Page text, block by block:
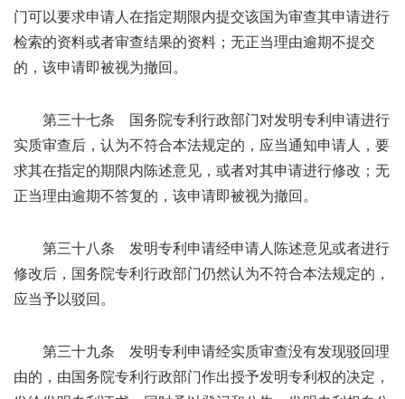
门可以要求申请人在指定期限内提交该国为审查其申请进行
检索的资料或者审查结果的资料；无正当理由逾期不提交
的，该申请即被视为撤回。
第三十七条 国务院专利行政部门对发明专利申请进行
实质审查后，认为不符合本法规定的，应当通知申请人，要
求其在指定的期限内陈述意见，或者对其申请进行修改；无
正当理由逾期不答复的，该申请即被视为撤回。
第三十八条 发明专利申请经申请人陈述意见或者进行
修改后，国务院专利行政部门仍然认为不符合本法规定的，
应当予以驳回。
第三十九条 发明专利申请经实质审查没有发现驳回理
由的，由国务院专利行政部门作出授予发明专利权的决定，